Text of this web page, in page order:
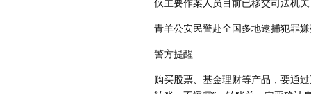
青羊公安民警赴全国多地逮捕犯罪
警方提醒
购买股票、基金理财等产品，要通